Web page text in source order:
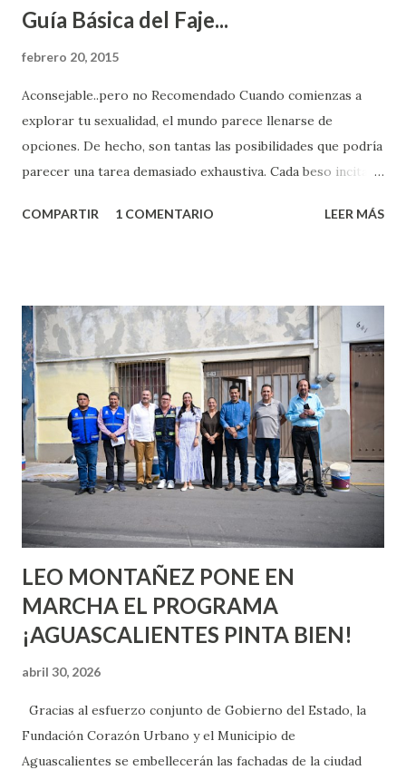
Guía Básica del Faje...
febrero 20, 2015
Aconsejable..pero no Recomendado Cuando comienzas a
explorar tu sexualidad, el mundo parece llenarse de
opciones. De hecho, son tantas las posibilidades que podría
parecer una tarea demasiado exhaustiva. Cada beso incita
partes de ti que jamás hubieras imaginado. El problema es
conoces ni la mitad de lo que deberías saber. Pero incluso
quienes ya han tenido relaciones sexuales no son expertos
o expertas en el tema. Siempre hay algo nuevo que
aprender y nuevas experiencias que conocer. Si eres una
chica y aún no has tenido relaciones sexuales, tal vez
pienses que el sexo será increíble y no puedas esperar para
experimentarlo, pero como cualquier persona con
experiencia te dirá, siempre es mejor cuando ambas partes
son suficientemen...
COMPARTIR 1 COMENTARIO LEER MÁS
LEO MONTAÑEZ PONE EN
MARCHA EL PROGRAMA
¡AGUASCALIENTES PINTA BIEN!
abril 30, 2026
Gracias al esfuerzo conjunto de Gobierno del Estado, la
Fundación Corazón Urbano y el Municipio de
Aguascalientes se embellecerán las fachadas de la ciudad